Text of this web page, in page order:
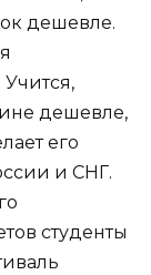
дешевле.
дешевле,
его
и СНГ.
студенты